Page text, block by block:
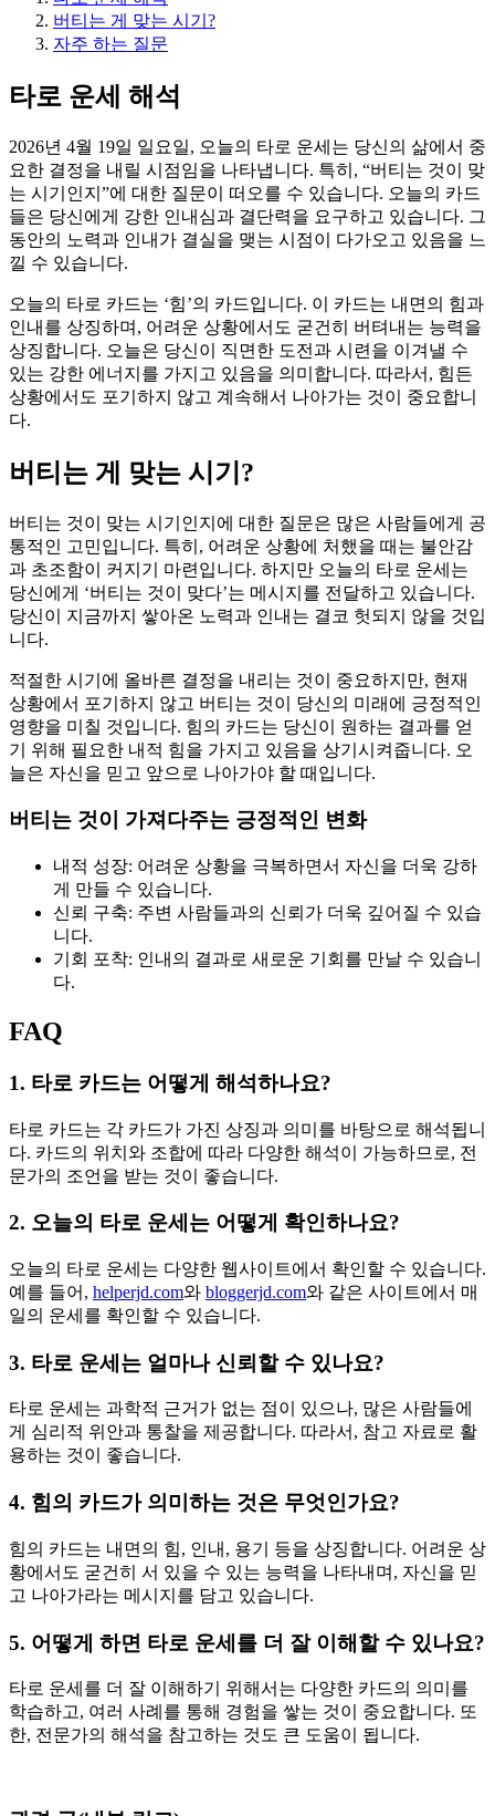
버티는 게 맞는 시기?
자주 하는 질문
타로 운세 해석
2026년 4월 19일 일요일, 오늘의 타로 운세는 당신의 삶에서 중
요한 결정을 내릴 시점임을 나타냅니다. 특히, “버티는 것이 맞
는 시기인지”에 대한 질문이 떠오를 수 있습니다. 오늘의 카드
들은 당신에게 강한 인내심과 결단력을 요구하고 있습니다. 그
동안의 노력과 인내가 결실을 맺는 시점이 다가오고 있음을 느
낄 수 있습니다.
오늘의 타로 카드는 ‘힘’의 카드입니다. 이 카드는 내면의 힘과
인내를 상징하며, 어려운 상황에서도 굳건히 버텨내는 능력을
상징합니다. 오늘은 당신이 직면한 도전과 시련을 이겨낼 수
있는 강한 에너지를 가지고 있음을 의미합니다. 따라서, 힘든
상황에서도 포기하지 않고 계속해서 나아가는 것이 중요합니
다.
버티는 게 맞는 시기?
버티는 것이 맞는 시기인지에 대한 질문은 많은 사람들에게 공
통적인 고민입니다. 특히, 어려운 상황에 처했을 때는 불안감
과 초조함이 커지기 마련입니다. 하지만 오늘의 타로 운세는
당신에게 ‘버티는 것이 맞다’는 메시지를 전달하고 있습니다.
당신이 지금까지 쌓아온 노력과 인내는 결코 헛되지 않을 것입
니다.
적절한 시기에 올바른 결정을 내리는 것이 중요하지만, 현재
상황에서 포기하지 않고 버티는 것이 당신의 미래에 긍정적인
영향을 미칠 것입니다. 힘의 카드는 당신이 원하는 결과를 얻
기 위해 필요한 내적 힘을 가지고 있음을 상기시켜줍니다. 오
늘은 자신을 믿고 앞으로 나아가야 할 때입니다.
버티는 것이 가져다주는 긍정적인 변화
내적 성장: 어려운 상황을 극복하면서 자신을 더욱 강하
게 만들 수 있습니다.
신뢰 구축: 주변 사람들과의 신뢰가 더욱 깊어질 수 있습
니다.
기회 포착: 인내의 결과로 새로운 기회를 만날 수 있습니
다.
FAQ
1. 타로 카드는 어떻게 해석하나요?
타로 카드는 각 카드가 가진 상징과 의미를 바탕으로 해석됩니
다. 카드의 위치와 조합에 따라 다양한 해석이 가능하므로, 전
문가의 조언을 받는 것이 좋습니다.
2. 오늘의 타로 운세는 어떻게 확인하나요?
오늘의 타로 운세는 다양한 웹사이트에서 확인할 수 있습니다.
예를 들어, helperjd.com와 bloggerjd.com와 같은 사이트에서 매
일의 운세를 확인할 수 있습니다.
3. 타로 운세는 얼마나 신뢰할 수 있나요?
타로 운세는 과학적 근거가 없는 점이 있으나, 많은 사람들에
게 심리적 위안과 통찰을 제공합니다. 따라서, 참고 자료로 활
용하는 것이 좋습니다.
4. 힘의 카드가 의미하는 것은 무엇인가요?
힘의 카드는 내면의 힘, 인내, 용기 등을 상징합니다. 어려운 상
황에서도 굳건히 서 있을 수 있는 능력을 나타내며, 자신을 믿
고 나아가라는 메시지를 담고 있습니다.
5. 어떻게 하면 타로 운세를 더 잘 이해할 수 있나요?
타로 운세를 더 잘 이해하기 위해서는 다양한 카드의 의미를
학습하고, 여러 사례를 통해 경험을 쌓는 것이 중요합니다. 또
한, 전문가의 해석을 참고하는 것도 큰 도움이 됩니다.